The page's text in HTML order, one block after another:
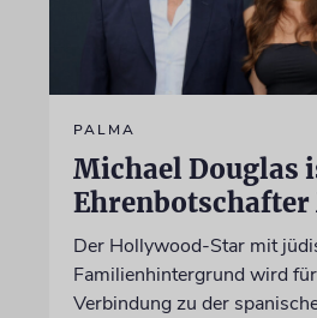
PALMA
Michael Douglas
Der Hollywood-Star mit
Familienhintergrund wird
Verbindung zu der